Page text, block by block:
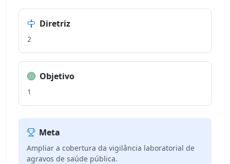
Diretriz
2
Objetivo
1
Meta
Ampliar a cobertura da vigilância laboratorial de
agravos de saúde pública.